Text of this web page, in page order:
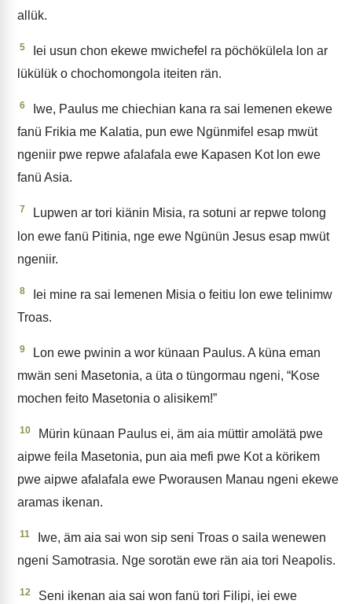
allük.
5
Iei usun chon ekewe mwichefel ra pöchökülela lon ar
lükülük o chochomongola iteiten rän.
6
Iwe, Paulus me chiechian kana ra sai lemenen ekewe
fanü Frikia me Kalatia, pun ewe Ngünmifel esap mwüt
ngeniir pwe repwe afalafala ewe Kapasen Kot lon ewe
fanü Asia.
7
Lupwen ar tori kiänin Misia, ra sotuni ar repwe tolong
lon ewe fanü Pitinia, nge ewe Ngünün Jesus esap mwüt
ngeniir.
8
Iei mine ra sai lemenen Misia o feitiu lon ewe telinimw
Troas.
9
Lon ewe pwinin a wor künaan Paulus. A küna eman
mwän seni Masetonia, a üta o tüngormau ngeni, “Kose
mochen feito Masetonia o alisikem!”
10
Mürin künaan Paulus ei, äm aia müttir amolätä pwe
aipwe feila Masetonia, pun aia mefi pwe Kot a körikem
pwe aipwe afalafala ewe Pworausen Manau ngeni ekewe
aramas ikenan.
11
Iwe, äm aia sai won sip seni Troas o saila wenewen
ngeni Samotrasia. Nge sorotän ewe rän aia tori Neapolis.
12
Seni ikenan aia sai won fanü tori Filipi, iei ewe